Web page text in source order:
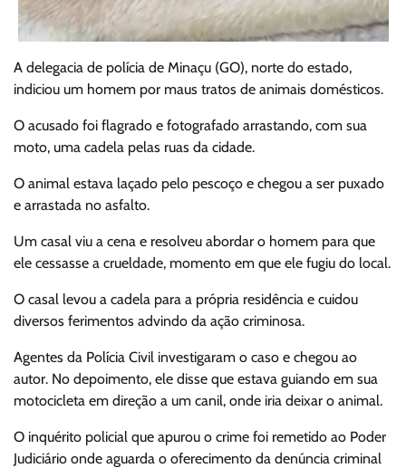
A delegacia de polícia de Minaçu (GO), norte do estado,
indiciou um homem por maus tratos de animais domésticos.
O acusado foi flagrado e fotografado arrastando, com sua
moto, uma cadela pelas ruas da cidade.
O animal estava laçado pelo pescoço e chegou a ser puxado
e arrastada no asfalto.
Um casal viu a cena e resolveu abordar o homem para que
ele cessasse a crueldade, momento em que ele fugiu do local.
O casal levou a cadela para a própria residência e cuidou
diversos ferimentos advindo da ação criminosa.
Agentes da Polícia Civil investigaram o caso e chegou ao
autor. No depoimento, ele disse que estava guiando em sua
motocicleta em direção a um canil, onde iria deixar o animal.
O inquérito policial que apurou o crime foi remetido ao Poder
Judiciário onde aguarda o oferecimento da denúncia criminal